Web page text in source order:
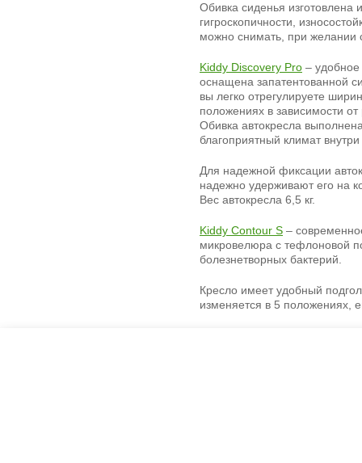
Обивка сиденья
гигроскопичности,
можно снимать, при желании
Kiddy Discovery Pro – удобное
оснащена запатентованной
вы легко отрегулируете
положениях в зависимости от
Обивка автокресла
благоприятный климат
Для надежной фиксации
надежно удерживают его на
Вес автокресла 6,5 кг.
Kiddy Contour S –
микровелюра с тефлоновой
болезнетворных бактерий.
Кресло имеет удобный
изменяется в 5 положениях,